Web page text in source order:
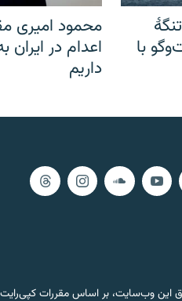
با
محمود امیری
اعدام در
داریم